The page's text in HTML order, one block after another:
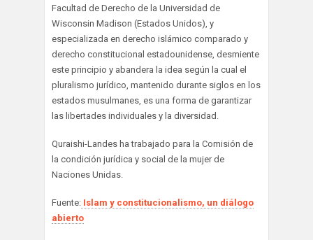
Facultad de Derecho de la Universidad de
Wisconsin Madison (Estados Unidos), y
especializada en derecho islámico comparado y
derecho constitucional estadounidense, desmiente
este principio y abandera la idea según la cual el
pluralismo jurídico, mantenido durante siglos en los
estados musulmanes, es una forma de garantizar
las libertades individuales y la diversidad.
Quraishi-Landes ha trabajado para la Comisión de
la condición jurídica y social de la mujer de
Naciones Unidas.
Fuente: Islam y constitucionalismo, un diálogo
abierto